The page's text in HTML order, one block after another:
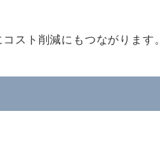
スト削減にもつながります。